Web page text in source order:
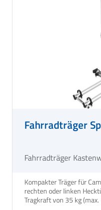
Fahrradträger
Fahrradträger
Kompakter Träger für
rechten oder linken
Tragkraft von 35 kg